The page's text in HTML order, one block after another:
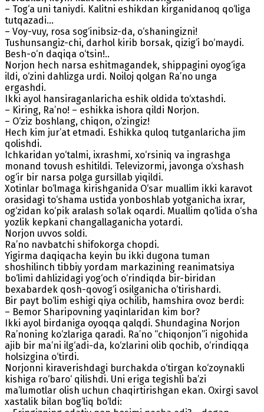
– Tog‘a uni taniydi. Kalitni eshikdan kirganidanoq qo‘liga
tutqazadi…
– Voy-vuy, rosa sog‘inibsiz-da, o‘shaningizni!
Tushunsangiz-chi, darhol kirib borsak, qizig‘i bo‘maydi.
Besh-o‘n daqiqa o‘tsin!..
Norjon hech narsa eshitmagandek, shippagini oyog‘iga
ildi, o‘zini dahlizga urdi. Noiloj qolgan Ra’no unga
ergashdi.
Ikki ayol hansiraganlaricha eshik oldida to‘xtashdi.
– Kiring, Ra’no! – eshikka ishora qildi Norjon.
– O‘ziz boshlang, chiqon, o‘zingiz!
Hech kim jur’at etmadi. Eshikka quloq tutganlaricha jim
qolishdi.
Ichkaridan yo‘talmi, ixrashmi, xo‘rsiniq va ingrashga
monand tovush eshitildi. Televizormi, javonga o‘xshash
og‘ir bir narsa polga gursillab yiqildi.
Xotinlar bo‘lmaga kirishganida O‘sar muallim ikki karavot
orasidagi to‘shama ustida yonboshlab yotganicha ixrar,
og‘zidan ko‘pik aralash so‘lak oqardi. Muallim qo‘lida o‘sha
yozlik kepkani changallaganicha yotardi.
Norjon uvvos soldi.
Ra’no navbatchi shifokorga chopdi.
Yigirma daqiqacha keyin bu ikki dugona tuman
shoshilinch tibbiy yordam markazining reanimatsiya
bo‘limi dahlizidagi yog‘och o‘rindiqda bir-biridan
bexabardek qosh-qovog‘i osilganicha o‘tirishardi.
Bir payt bo‘lim eshigi qiya ochilib, hamshira ovoz berdi:
– Bemor Sharipovning yaqinlaridan kim bor?
Ikki ayol birdaniga oyoqqa qalqdi. Shundagina Norjon
Ra’noning ko‘zlariga qaradi. Ra’no “chiqonjon”i nigohida
ajib bir ma’ni ilg‘adi-da, ko‘zlarini olib qochib, o‘rindiqqa
holsizgina o‘tirdi.
Norjonni kiraverishdagi burchakda o‘tirgan ko‘zoynakli
kishiga ro‘baro‘ qilishdi. Uni eriga tegishli ba’zi
ma’lumotlar olish uchun chaqirtirishgan ekan. Oxirgi savol
xastalik bilan bog‘liq bo‘ldi: